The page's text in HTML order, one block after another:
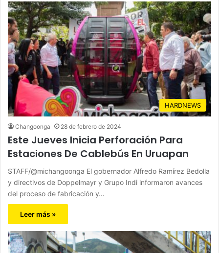
HARDNEWS
Changoonga 28 de febrero de 2024
Este Jueves Inicia Perforación Para
Estaciones De Cablebús En Uruapan
STAFF/@michangoonga El gobernador Alfredo Ramírez Bedolla
y directivos de Doppelmayr y Grupo Indi informaron avances
del proceso de fabricación y…
Leer más »